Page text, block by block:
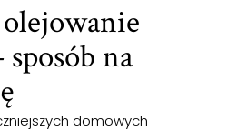
na
domowych